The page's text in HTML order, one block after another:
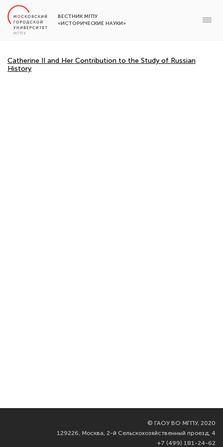
ВЕСТНИК МГПУ
«ИСТОРИЧЕСКИЕ НАУКИ»
Catherine II and Her Contribution to the Study of Russian
History
© ГАОУ ВО МГПУ, 2020
129226, Москва, 2-й Сельскохозяйственный проезд, 4
+7 (499) 181-24-62